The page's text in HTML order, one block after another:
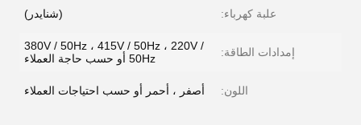
علبة كهرباء: (شنايدر)
إمدادات الطاقة:
380V / 50Hz ، 415V / 50Hz ، 220V /
50Hz أو حسب حاجة العملاء
اللون: أصفر ، أحمر أو حسب احتياجات العملاء